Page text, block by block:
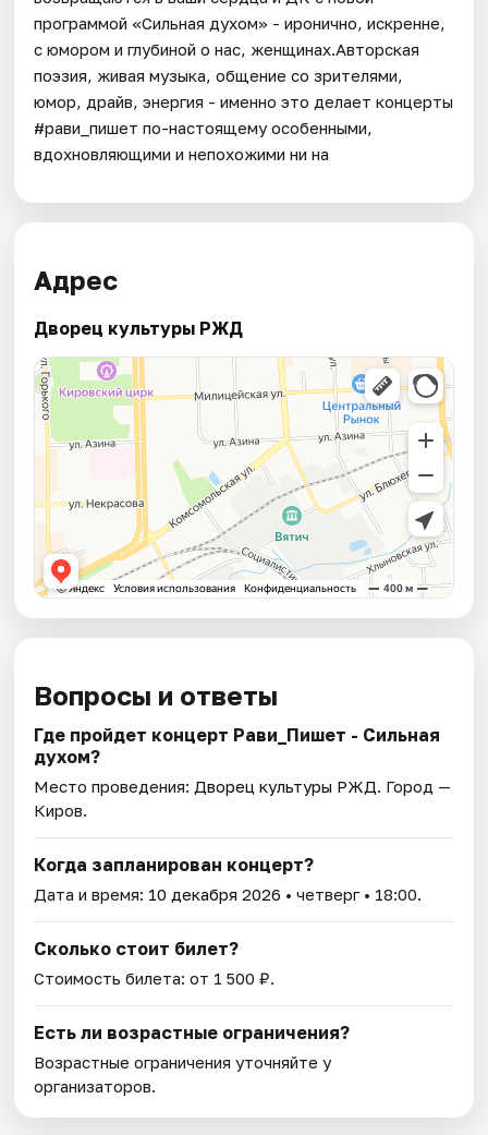
программой «Сильная духом» - иронично, искренне,
с юмором и глубиной о нас, женщинах.Авторская
поэзия, живая музыка, общение со зрителями,
юмор, драйв, энергия - именно это делает концерты
#рави_пишет по-настоящему особенными,
вдохновляющими и непохожими ни на
Адрес
Дворец культуры РЖД
Вопросы и ответы
Где пройдет концерт Рави_Пишет - Сильная
духом?
Место проведения: Дворец культуры РЖД. Город —
Киров.
Когда запланирован концерт?
Дата и время: 10 декабря 2026 • четверг • 18:00.
Сколько стоит билет?
Стоимость билета: от 1 500 ₽.
Есть ли возрастные ограничения?
Возрастные ограничения уточняйте у
организаторов.